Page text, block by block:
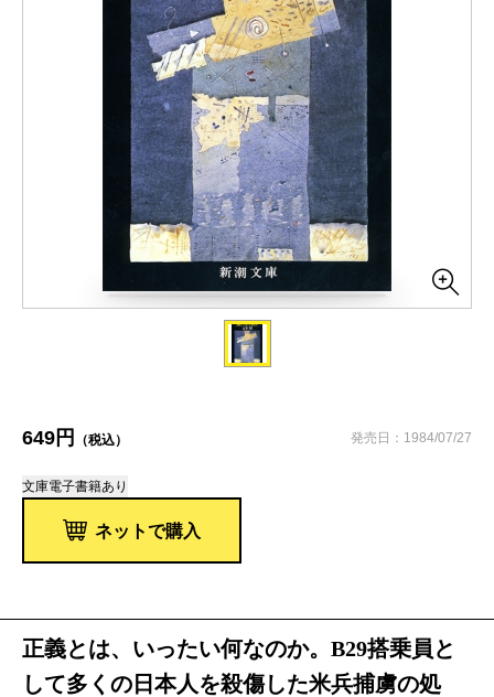
649円 （税込） 発売日：1984/07/27
文庫電子書籍あり
ネットで購入
正義とは、いったい何なのか。B29搭乗員と
して多くの日本人を殺傷した米兵捕虜の処